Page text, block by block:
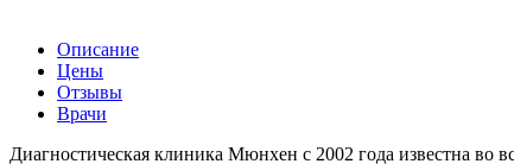
Описание
Цены
Отзывы
Врачи
Диагностическая клиника Мюнхен с 2002 года известна во